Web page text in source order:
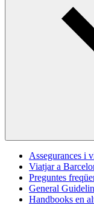
Assegurances i
Viatjar a
Preguntes
General
Handbooks en